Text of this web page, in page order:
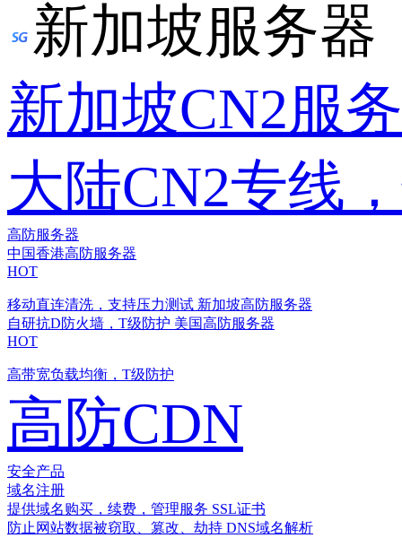
新加坡服务器
新加坡CN2服
大陆CN2专线
高防服务器
中国香港高防服务器
HOT
移动直连清洗，支持压力测试 新加坡高防服务器
自研抗D防火墙，T级防护 美国高防服务器
HOT
高带宽负载均衡，T级防护
高防CDN
安全产品
域名注册
提供域名购买，续费，管理服务 SSL证书
防止网站数据被窃取、篡改、劫持 DNS域名解析